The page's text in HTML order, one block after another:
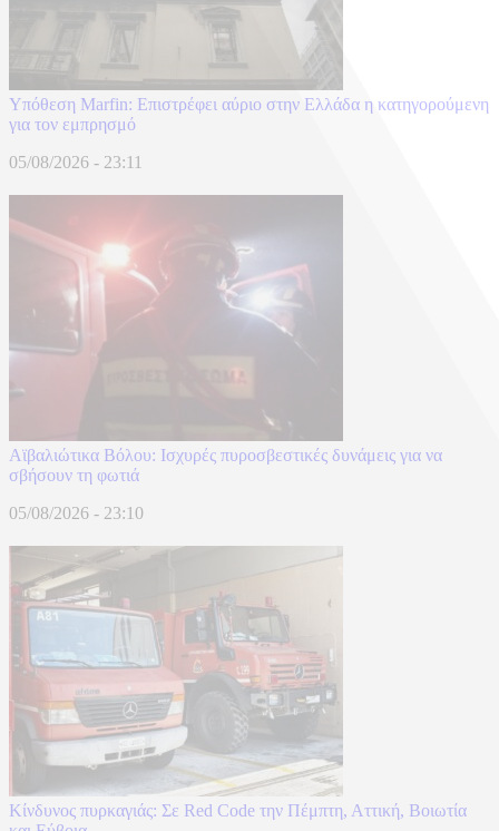
Υπόθεση Marfin: Επιστρέφει αύριο στην Ελλάδα η κατηγορούμενη
για τον εμπρησμό
05/08/2026 - 23:11
Αϊβαλιώτικα Βόλου: Ισχυρές πυροσβεστικές δυνάμεις για να
σβήσουν τη φωτιά
05/08/2026 - 23:10
Κίνδυνος πυρκαγιάς: Σε Red Code την Πέμπτη, Αττική, Βοιωτία